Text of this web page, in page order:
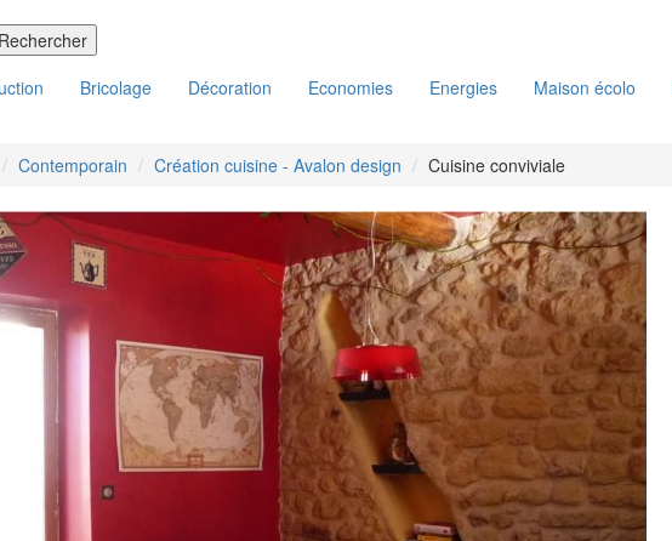
Bricolage Décoration Economies Energies Maison écolo
Contemporain Création cuisine - Avalon design Cuisine conviviale